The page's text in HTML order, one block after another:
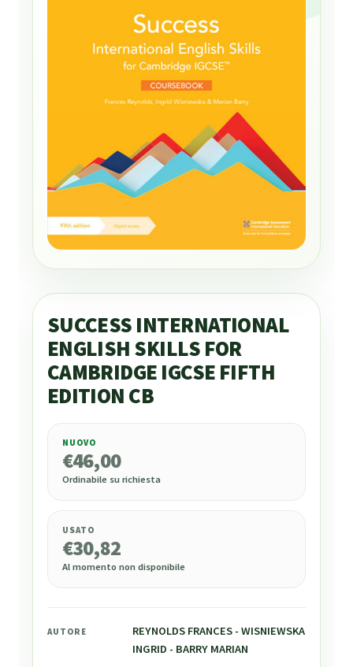
SUCCESS INTERNATIONAL
ENGLISH SKILLS FOR
CAMBRIDGE IGCSE FIFTH
EDITION CB
46,00
NUOVO
€46,00
Ordinabile su richiesta
USATO
€30,82
Al momento non disponibile
AUTORE
REYNOLDS FRANCES - WISNIEWSKA
INGRID - BARRY MARIAN